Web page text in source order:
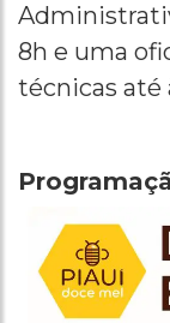
8h e uma
técnicas até